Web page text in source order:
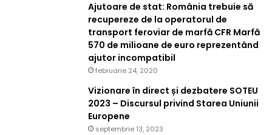
Ajutoare de stat: România trebuie să
recupereze de la operatorul de
transport feroviar de marfă CFR Marfă
570 de milioane de euro reprezentând
ajutor incompatibil
februarie 24, 2020
Vizionare în direct și dezbatere SOTEU
2023 – Discursul privind Starea Uniunii
Europene
septembrie 13, 2023